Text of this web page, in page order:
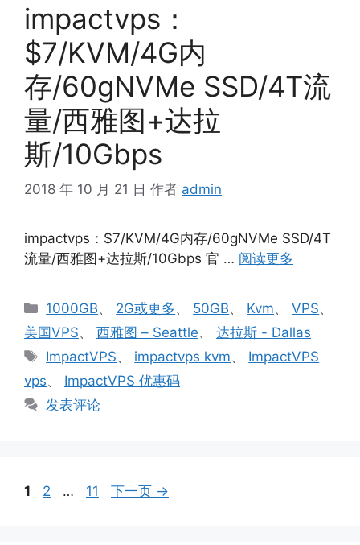
impactvps：
$7/KVM/4G内
存/60gNVMe SSD/4T流
量/西雅图+达拉
斯/10Gbps
2018 年 10 月 21 日 作者 admin
impactvps：$7/KVM/4G内存/60gNVMe SSD/4T
流量/西雅图+达拉斯/10Gbps 官 … 阅读更多
分
类
1000GB、 2G或更多 、 50GB、 Kvm、VPS、
美国VPS、 西雅图 – Seattle、 达拉斯 - Dallas
标
ImpactVPS、 impactvps kvm、 ImpactVPS
vps、 ImpactVPS 优惠码
发表评论
页
1
页
2 …
页
11 下一页 →